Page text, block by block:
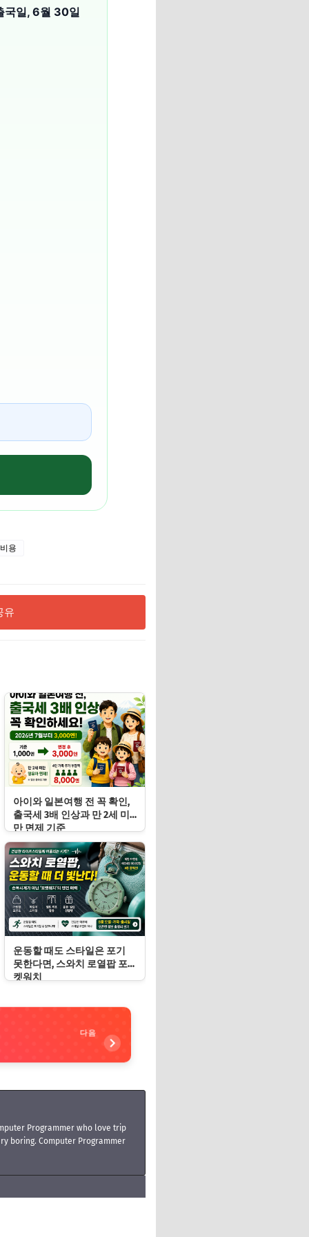
국일, 6월 30일
용
유
아이와 일본여행 전 꼭 확인,
출국세 3배 인상과 만 2세 미
만 면제 기준
운동할 때도 스타일은 포기
못한다면, 스와치 로열팝 포
켓워치
다음
Programmer who love trip
boring. Computer Programmer